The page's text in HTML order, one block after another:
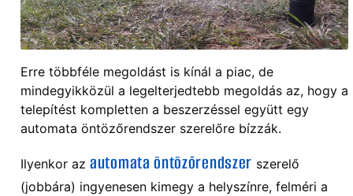
Erre többféle megoldást is kínál a piac, de
mindegyikközül a legelterjedtebb megoldás az, hogy a
telepítést kompletten a beszerzéssel együtt egy
automata öntözőrendszer szerelőre bízzák.
Ilyenkor az automata öntözőrendszer szerelő
(jobbára) ingyenesen kimegy a helyszínre, felméri a